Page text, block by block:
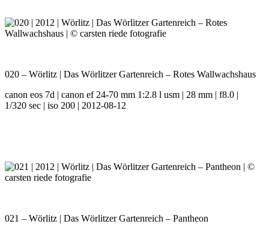
020 – Wörlitz | Das Wörlitzer Gartenreich – Rotes Wallwachshaus
canon eos 7d | canon ef 24-70 mm 1:2.8 l usm | 28 mm | f8.0 |
1/320 sec | iso 200 | 2012-08-12
021 – Wörlitz | Das Wörlitzer Gartenreich – Pantheon